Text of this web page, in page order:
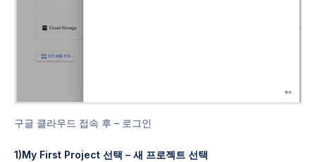
구글 클라우드 접속 후 – 로그인
1)My First Project 선택 – 새 프로젝트 선택